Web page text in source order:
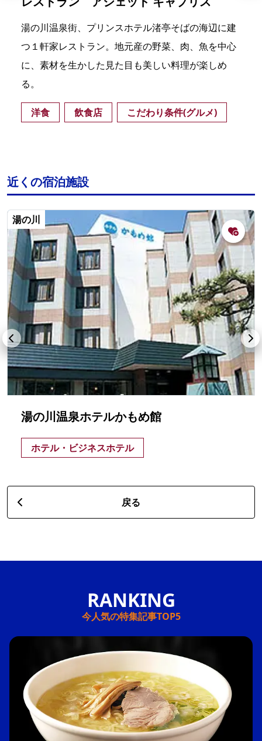
湯の川温泉街、プリンスホテル渚亭そばの海辺に建
つ１軒家レストラン。地元産の野菜、肉、魚を中心
に、素材を生かした見た目も美しい料理が楽しめ
る。
洋食 飲食店 こだわり条件(グルメ)
近くの宿泊施設
湯の川
湯の川温泉ホテルかもめ館
ホテル・ビジネスホテル
戻る
今人気の特集記事TOP5